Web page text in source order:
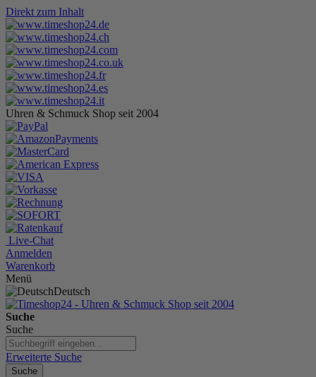
Direkt zum Inhalt
Uhren & Schmuck Shop seit 2004
Live-Chat
Anmelden
Warenkorb
Menü
Deutsch
Suche
Suche
Erweiterte Suche
Suche